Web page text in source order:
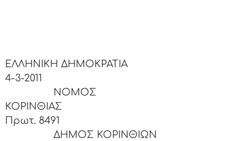
ΕΛΛΗΝΙΚΗ
4-3-2011
ΝΟΜΟΣ
ΚΟΡΙΝΘΙΑΣ
Πρωτ. 8491
ΔΗΜΟΣ ΚΟΡΙΝΘΙΩΝ